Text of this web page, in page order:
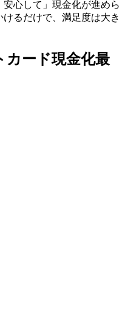
心して」現金化が進めら
るだけで、満足度は大き
カード現金化最